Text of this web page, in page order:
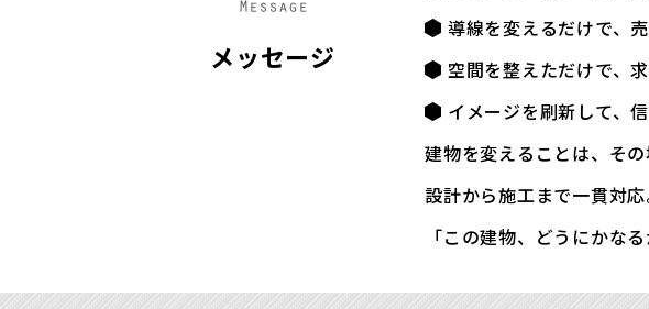
メッセージ
導線を変えるだけで、
空間を整えただけで、
イメージを刷新して、
建物を変えることは、そ
設計から施工まで一貫対
「この建物、どうにかな